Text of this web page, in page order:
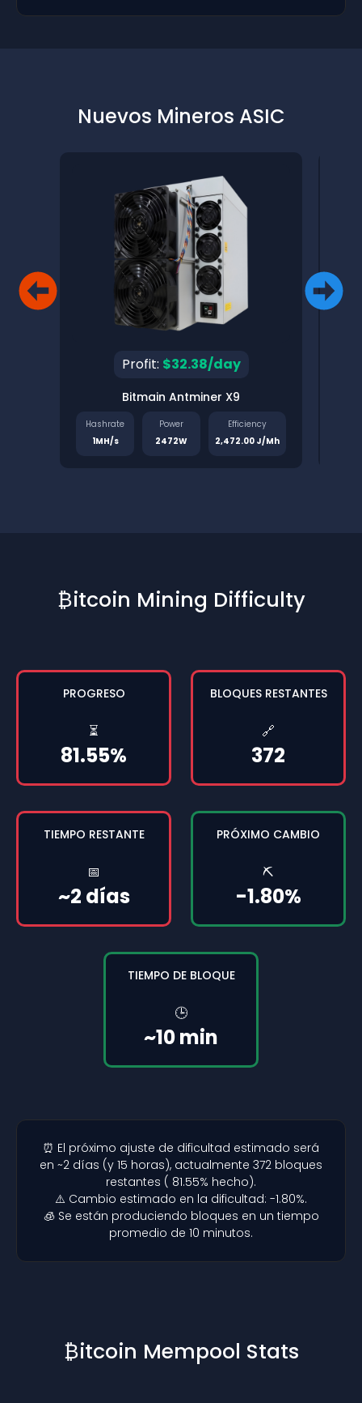
Nuevos Mineros ASIC
Profit: $32.38/day
Bitmain Antminer X9
Hashrate
1MH/s
Power
2472W
Efficiency
2,472.00 J/Mh
₿itcoin Mining Difficulty
PROGRESO
⏳
81.55%
BLOQUES RESTANTES
🔗
372
TIEMPO RESTANTE
📅
~2 días
PRÓXIMO CAMBIO
⛏️
-1.80%
TIEMPO DE BLOQUE
🕒
~10 min
⏰ El próximo ajuste de dificultad estimado será
en ~2 días (y 15 horas), actualmente 372 bloques
restantes ( 81.55% hecho).
⚠️ Cambio estimado en la dificultad: -1.80%.
🧊 Se están produciendo bloques en un tiempo
promedio de 10 minutos.
₿itcoin Mempool Stats